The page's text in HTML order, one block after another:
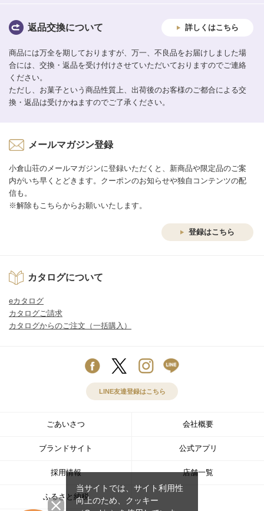
返品交換について 詳しくはこちら
商品には万全を期しておりますが、万一、不良品をお届けしました場
合には、交換・返品を受け付けさせていただいておりますのでご連絡
ください。
ただし、お菓子という商品性質上、出荷後のお客様のご都合による交
換・返品は受けかねますのでご了承ください。
メールマガジン登録
小倉山荘のメールマガジンに登録いただくと、新商品や限定品のご案
内がいち早くとどきます。クーポンのお知らせや独自コンテンツの配
信も。
※解除もこちらからお願いいたします。
登録はこちら
カタログについて
eカタログ
カタログご請求
カタログからのご注文（一括購入）
LINE友達登録はこちら
ごあいさつ 会社概要
ブランドサイト 公式アプリ
採用情報 店舗一覧
ふるさと納税
当サイトでは、サイト利用性
向上のため、クッキー